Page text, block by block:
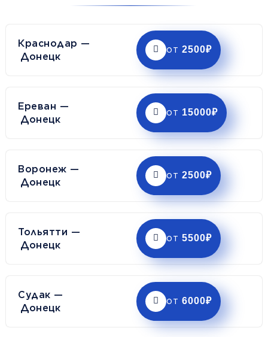
Краснодар —
Донецк
от 2500₽
Ереван —
Донецк
от 15000₽
Воронеж —
Донецк
от 2500₽
Тольятти —
Донецк
от 5500₽
Судак —
Донецк
от 6000₽